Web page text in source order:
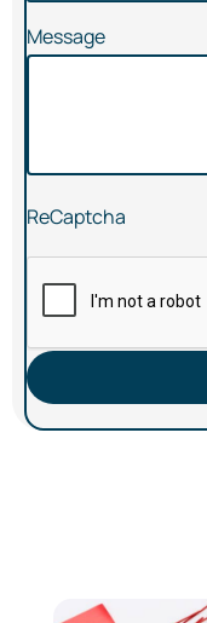
Message
ReCaptcha